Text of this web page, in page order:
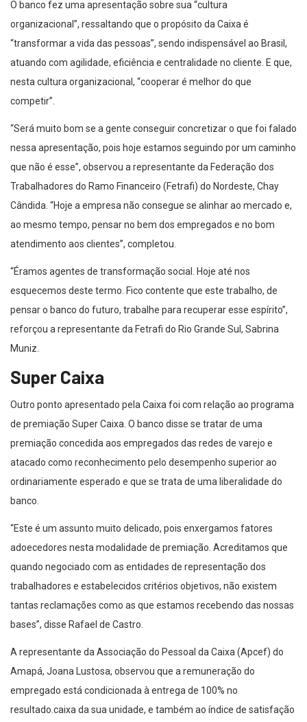
O banco fez uma apresentação sobre sua “cultura
organizacional”, ressaltando que o propósito da Caixa é
“transformar a vida das pessoas”, sendo indispensável ao Brasil,
atuando com agilidade, eficiência e centralidade no cliente. E que,
nesta cultura organizacional, “cooperar é melhor do que
competir”.
“Será muito bom se a gente conseguir concretizar o que foi falado
nessa apresentação, pois hoje estamos seguindo por um caminho
que não é esse”, observou a representante da Federação dos
Trabalhadores do Ramo Financeiro (Fetrafi) do Nordeste, Chay
Cândida. “Hoje a empresa não consegue se alinhar ao mercado e,
ao mesmo tempo, pensar no bem dos empregados e no bom
atendimento aos clientes”, completou.
“Éramos agentes de transformação social. Hoje até nos
esquecemos deste termo. Fico contente que este trabalho, de
pensar o banco do futuro, trabalhe para recuperar esse espírito”,
reforçou a representante da Fetrafi do Rio Grande Sul, Sabrina
Muniz.
Super Caixa
Outro ponto apresentado pela Caixa foi com relação ao programa
de premiação Super Caixa. O banco disse se tratar de uma
premiação concedida aos empregados das redes de varejo e
atacado como reconhecimento pelo desempenho superior ao
ordinariamente esperado e que se trata de uma liberalidade do
banco.
“Este é um assunto muito delicado, pois enxergamos fatores
adoecedores nesta modalidade de premiação. Acreditamos que
quando negociado com as entidades de representação dos
trabalhadores e estabelecidos critérios objetivos, não existem
tantas reclamações como as que estamos recebendo das nossas
bases”, disse Rafael de Castro.
A representante da Associação do Pessoal da Caixa (Apcef) do
Amapá, Joana Lustosa, observou que a remuneração do
empregado está condicionada à entrega de 100% no
resultado.caixa da sua unidade, e também ao índice de satisfação